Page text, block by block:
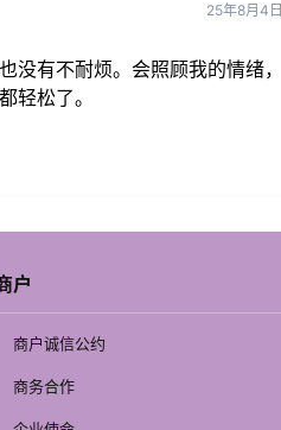
25年8月4日
有不耐烦。会照顾我的情绪，
轻松了。
户
商户诚信公约
商务合作